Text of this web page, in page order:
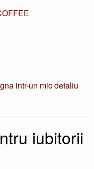
intr-un mic detaliu
iubitorii